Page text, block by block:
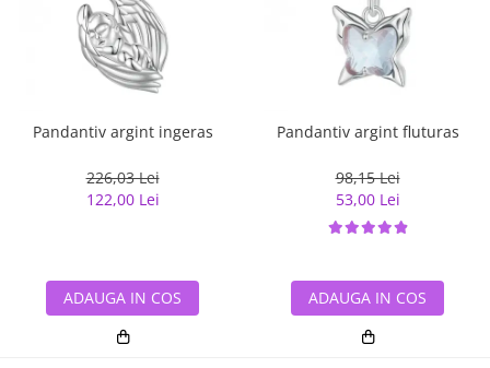
Pandantiv argint ingeras
226,03 Lei
122,00 Lei
ADAUGA IN COS
Pandantiv argint fluturas
98,15 Lei
53,00 Lei
ADAUGA IN COS